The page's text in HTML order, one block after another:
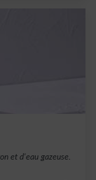
et d'eau gazeuse.